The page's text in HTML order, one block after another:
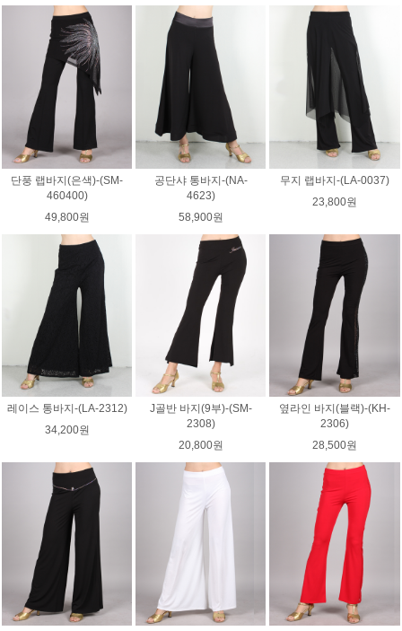
단풍 랩바지(은색)-(SM-
460400)
49,800원
공단샤 통바지-(NA-
4623)
58,900원
무지 랩바지-(LA-0037)
23,800원
레이스 통바지-(LA-2312)
34,200원
J골반 바지(9부)-(SM-
2308)
20,800원
옆라인 바지(블랙)-(KH-
2306)
28,500원